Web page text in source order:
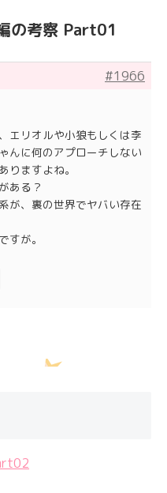
の考察 Part01
#1966
エリオルや小狼もしくは李
んに何のアプローチしない
りますよね。
ある？
が、裏の世界でヤバい存在
すが。